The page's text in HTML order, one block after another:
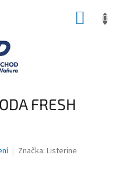
FRESH
Značka: Listerine